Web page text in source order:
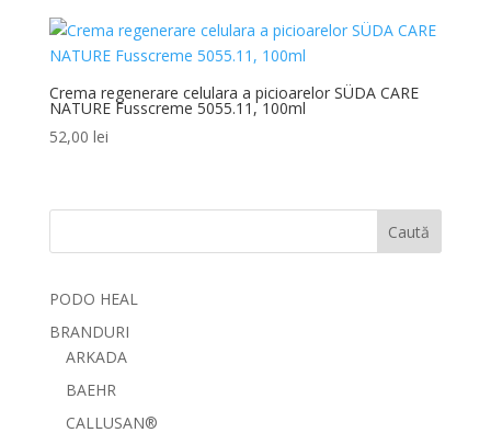
fost:
73,00 lei.
65,00 lei.
Crema regenerare celulara a picioarelor SÜDA CARE
NATURE Fusscreme 5055.11, 100ml
52,00 lei
Caută
PODO HEAL
BRANDURI
ARKADA
BAEHR
CALLUSAN®